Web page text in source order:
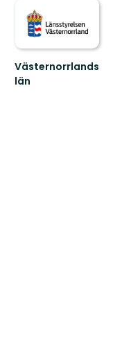
Västernorrlands
län